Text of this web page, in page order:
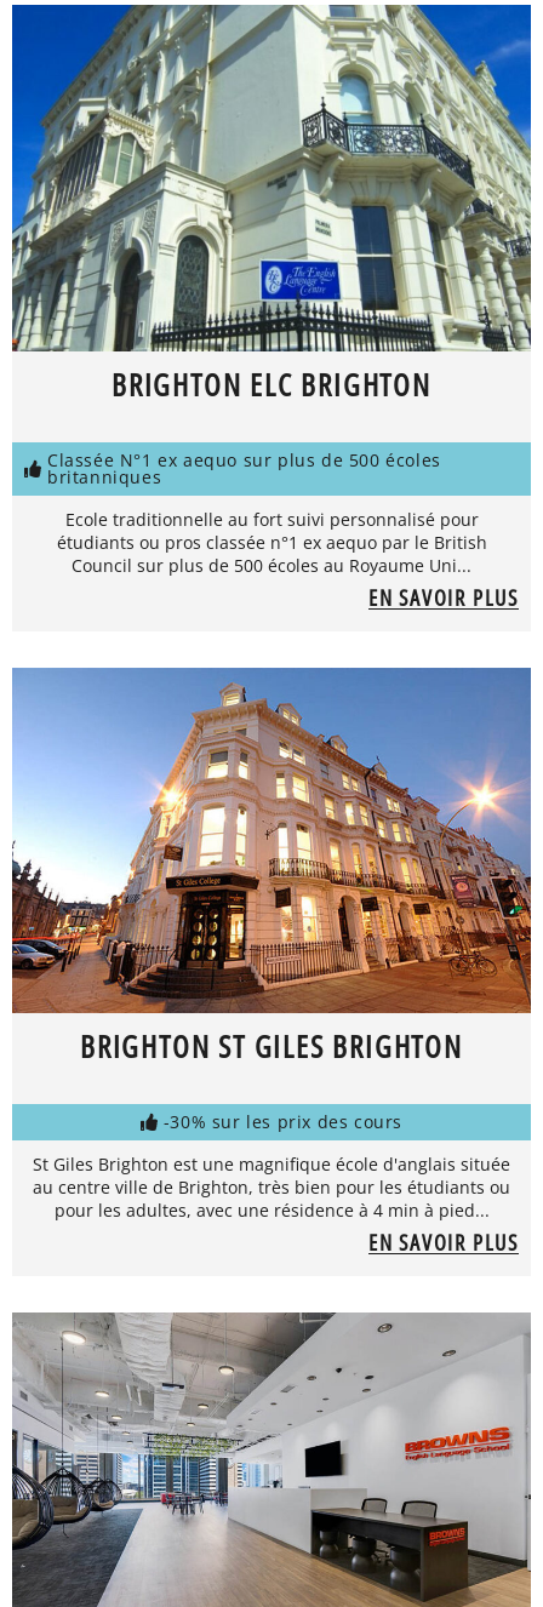
BRIGHTON ELC BRIGHTON
Classée N°1 ex aequo sur plus de 500 écoles
britanniques
Ecole traditionnelle au fort suivi personnalisé pour
étudiants ou pros classée n°1 ex aequo par le British
Council sur plus de 500 écoles au Royaume Uni...
EN SAVOIR PLUS
BRIGHTON ST GILES BRIGHTON
-30% sur les prix des cours
St Giles Brighton est une magnifique école d'anglais située
au centre ville de Brighton, très bien pour les étudiants ou
pour les adultes, avec une résidence à 4 min à pied...
EN SAVOIR PLUS